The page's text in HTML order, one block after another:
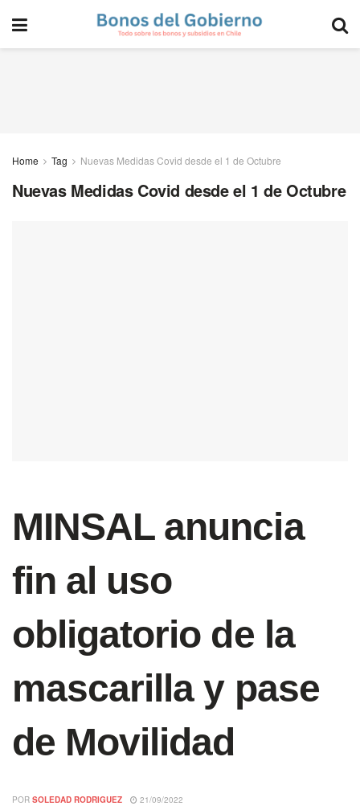
Home Tag Nuevas Medidas Covid desde el 1 de Octubre
Nuevas Medidas Covid desde el 1 de Octubre
MINSAL anuncia
fin al uso
obligatorio de la
mascarilla y pase
de Movilidad
POR SOLEDAD RODRIGUEZ 21/09/2022